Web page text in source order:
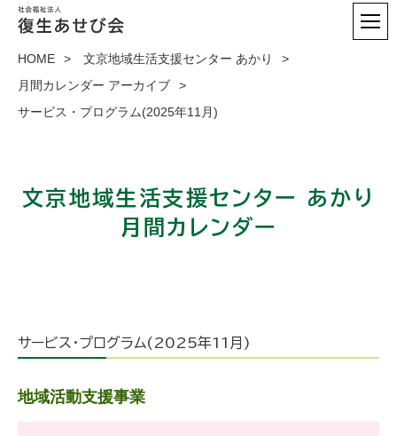
HOME
文京地域生活支援センター あかり
月間カレンダー アーカイブ
サービス・プログラム(2025年11月)
文京地域生活支援センター あかり
月間カレンダー
サービス・プログラム(2025年11月)
地域活動支援事業